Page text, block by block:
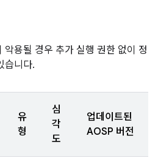
악용될 경우 추가 실행 권한 없이 정
습니다.
유
형
심
각
도
업데이트된
AOSP 버전